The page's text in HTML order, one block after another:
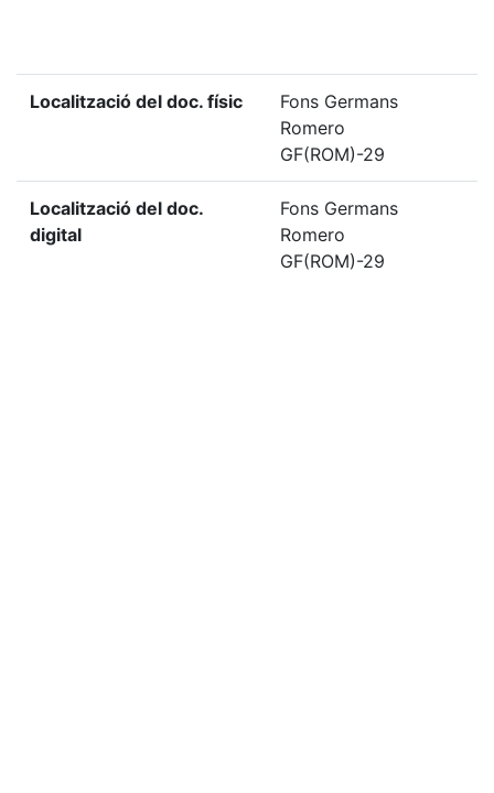
Localització del doc. físic
Fons Germans
Romero
GF(ROM)-29
Localització del doc.
digital
Fons Germans
Romero
GF(ROM)-29